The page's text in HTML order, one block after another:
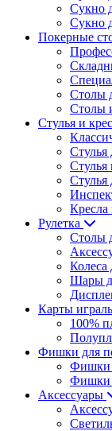
Сукно
Сукно
Покерные
Столы
Столы
Стулья и
Стулья
Стулья
Стулья
Кресла
Рулетка
Столы
Колеса
Шары
Карты
100%
Фишки для
Фишки
Фишки
Аксессуары